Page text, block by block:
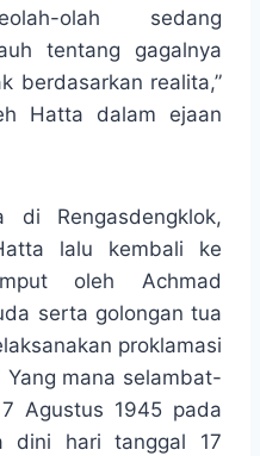
olah sedang
tentang gagalnya
berdasarkan realita,”
Hatta dalam ejaan
Rengasdengklok,
lalu kembali ke
oleh Achmad
serta golongan tua
proklamasi
mana selambat-
Agustus 1945 pada
dini hari tanggal 17